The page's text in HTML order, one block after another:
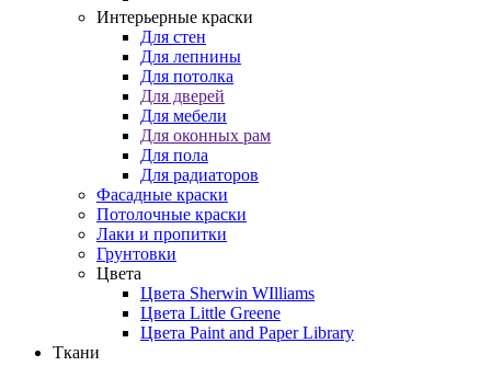
Интерьерные краски
Для стен
Для лепнины
Для потолка
Для дверей
Для мебели
Для оконных рам
Для пола
Для радиаторов
Фасадные краски
Потолочные краски
Лаки и пропитки
Грунтовки
Цвета
Цвета Sherwin WIlliams
Цвета Little Greene
Цвета Paint and Paper Library
Ткани